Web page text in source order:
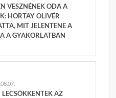
VESZNÉNEK ODA A
HORTAY OLIVÉR
MIT JELENTENE A
A GYAKORLATBAN
LECSÖKKENTEK AZ